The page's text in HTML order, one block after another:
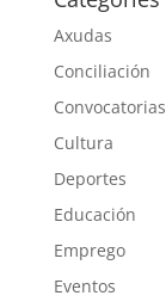
Axudas
Conciliación
Convocatorias
Cultura
Deportes
Educación
Emprego
Eventos